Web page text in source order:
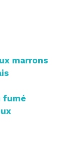
marrons
fumé